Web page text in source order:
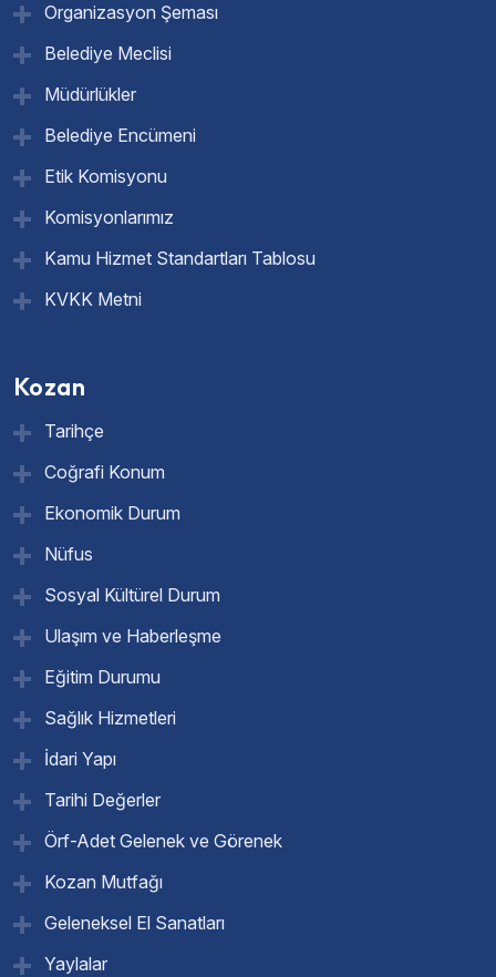
Organizasyon Şeması
Belediye Meclisi
Müdürlükler
Belediye Encümeni
Etik Komisyonu
Komisyonlarımız
Kamu Hizmet Standartları Tablosu
KVKK Metni
Kozan
Tarihçe
Coğrafi Konum
Ekonomik Durum
Nüfus
Sosyal Kültürel Durum
Ulaşım ve Haberleşme
Eğitim Durumu
Sağlık Hizmetleri
İdari Yapı
Tarihi Değerler
Örf-Adet Gelenek ve Görenek
Kozan Mutfağı
Geleneksel El Sanatları
Yaylalar